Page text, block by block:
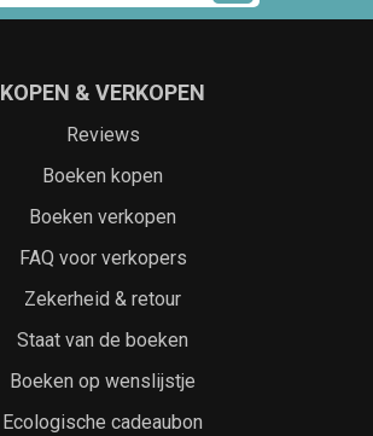
KOPEN & VERKOPEN
Reviews
Boeken kopen
Boeken verkopen
FAQ voor verkopers
Zekerheid & retour
Staat van de boeken
Boeken op wenslijstje
Ecologische cadeaubon